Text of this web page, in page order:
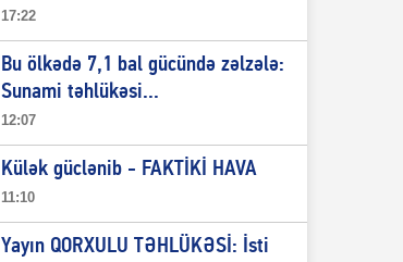
17:22
Bu ölkədə 7,1 bal gücündə zəlzələ:
Sunami təhlükəsi...
12:07
Külək güclənib - FAKTİKİ HAVA
11:10
Yayın QORXULU TƏHLÜKƏSİ: İsti